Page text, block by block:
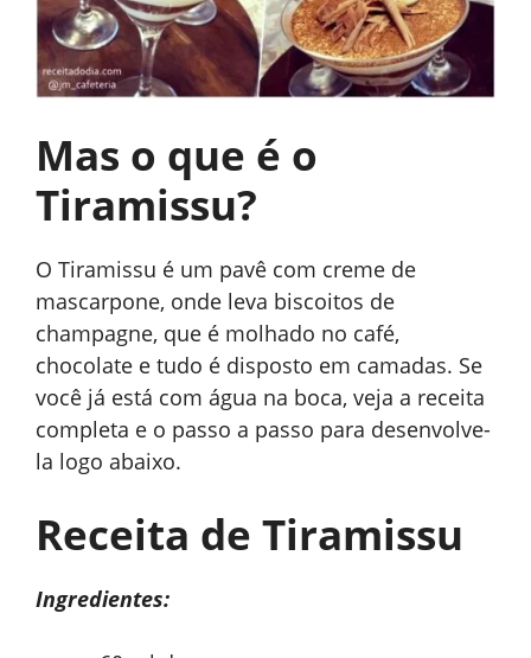
Mas o que é o
Tiramissu?
O Tiramissu é um pavê com creme de
mascarpone, onde leva biscoitos de
champagne, que é molhado no café,
chocolate e tudo é disposto em camadas. Se
você já está com água na boca, veja a receita
completa e o passo a passo para desenvolve-
la logo abaixo.
Receita de Tiramissu
Ingredientes: